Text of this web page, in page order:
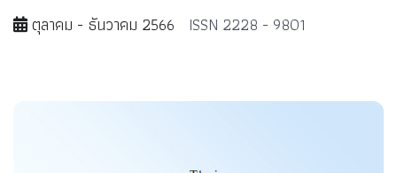
ตุลาคม - ธันวาคม 2566 ISSN 2228 - 9801